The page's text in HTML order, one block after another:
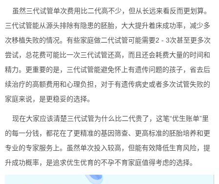
虽然三代试管单次费用比二代高不少，但从长远来看反而更划算。
三代试管能从源头排除有隐患的胚胎，大大提升着床成功率，减少多
次移植失败的情况。有些家庭做二代试管可能需要2 - 3次甚至更多次
尝试，总花费可能比一次三代试管还高，而且还会耗费大量的时间和
精力。更重要的是，三代试管能避免怀上有遗传问题的孩子，省去后
续治疗的高额费用和心理负担，对于有遗传病史或者多次试管失败的
家庭来说，是更稳妥的选择。
现在大家应该清楚三代试管为什么比二代贵了，这笔“优生账单”里
的每一分钱，都花在了更精准的基因筛查、更高标准的胚胎培养和更
专业的专家服务上。虽然单次投入较高，但能有效降低生育风险，提
升成功概率，是追求优生优育的不孕不育家庭值得考虑的选择。